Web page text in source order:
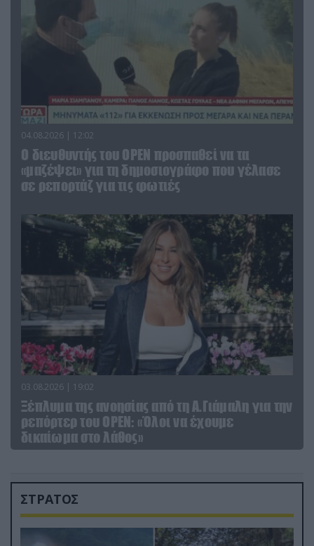
04.08.2026 | 12:02
O διευθυντής του OPEN προσπαθεί να τα
«μαζέψει» για τη δημοσιογράφο που γέλασε
σε ρεπορτάζ για τις φωτιές
03.08.2026 | 19:02
Ξέπλυμα της ανοησίας από τη Α.Γιάμαλη για την
ρεπόρτερ του ΟΡΕΝ: «Όλοι να έχουμε
δικαίωμα στο λάθος»
ΣΤΡΑΤΟΣ